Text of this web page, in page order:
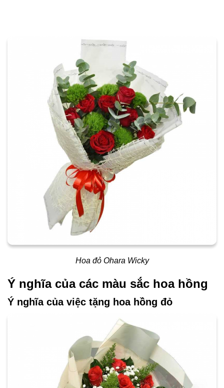
Hoa đỏ Ohara Wicky
Ý nghĩa của các màu sắc hoa hồng
Ý nghĩa của việc tặng hoa hồng đỏ